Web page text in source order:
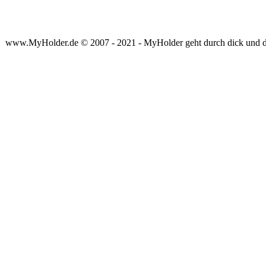
www.MyHolder.de © 2007 - 2021 - MyHolder geht durch dick und